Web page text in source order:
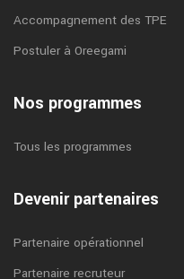
Accompagnement des TPE
Postuler à Oreegami
Nos programmes
Tous les programmes
Devenir partenaires
Partenaire opérationnel
Partenaire recruteur